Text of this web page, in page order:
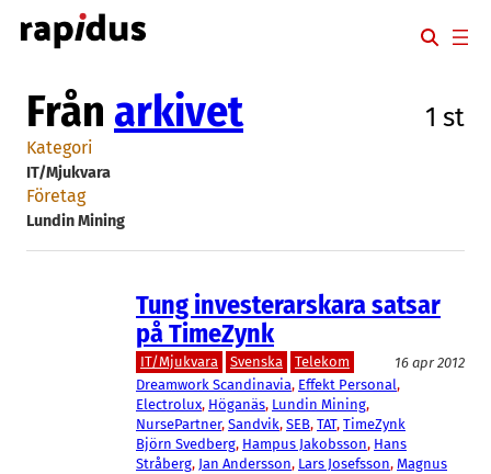
Hoppa
till
Från arkivet 1 st
Kategori
IT/Mjukvara
Företag
Lundin Mining
Tung investerarskara satsar
på TimeZynk
IT/Mjukvara Svenska Telekom
16 apr 2012
Dreamwork Scandinavia, Effekt Personal
Electrolux, Höganäs, Lundin Mining
NursePartner, Sandvik, SEB, TAT, TimeZynk
Björn Svedberg, Hampus Jakobsson, Hans
Stråberg, Jan Andersson, Lars Josefsson, Magnus